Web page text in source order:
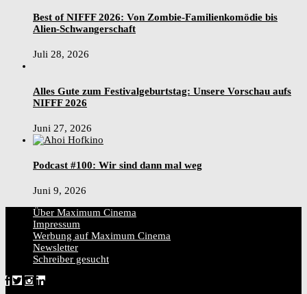
Best of NIFFF 2026: Von Zombie-Familienkomödie bis
Alien-Schwangerschaft
Juli 28, 2026
Alles Gute zum Festivalgeburtstag: Unsere Vorschau aufs
NIFFF 2026
Juni 27, 2026
Podcast #100: Wir sind dann mal weg
Juni 9, 2026
Über Maximum Cinema
Impressum
Werbung auf Maximum Cinema
Newsletter
Schreiber gesucht